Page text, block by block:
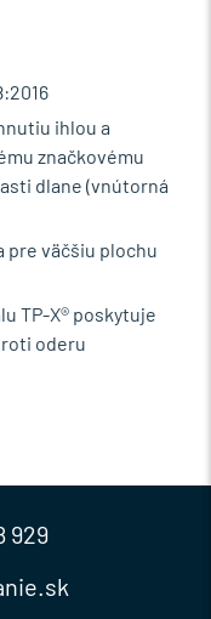
ihlou a
značkovému
dlane (vnútorná
pre väčšiu plochu
TP-X® poskytuje
oderu
929